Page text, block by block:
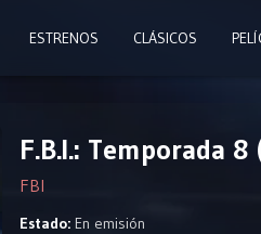
ESTRENOS CLÁSICOS
F.B.I.: Temporada
FBI
Estado: En emisión